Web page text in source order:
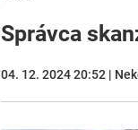
Správca
04. 12. 2024 20:52 |